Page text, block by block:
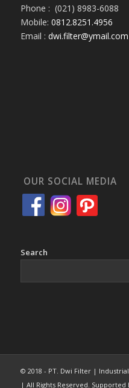
Phone : (021) 8983-6088
Mobile: 0812.8251.4956
Email : dwi.filter@ymail.com
OUR SOCIAL MEDIA
Search
© 2018 - PT. Dwi Filter |
| All Rights Reserved. Supported